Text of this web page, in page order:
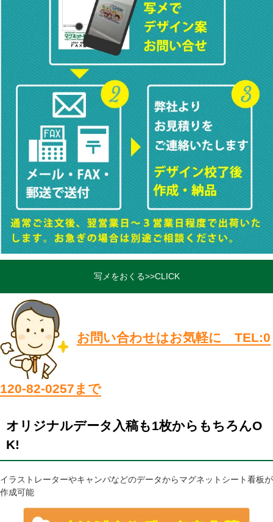
写メをおくる>>CLICK
お問い合わせはお気軽に TEL:0
120-82-0257まで
オリジナルデータ入稿も1枚からもちろんO
K!
イラストレーターやキャンバなどのデータからマグネットシート看板が
作成可能